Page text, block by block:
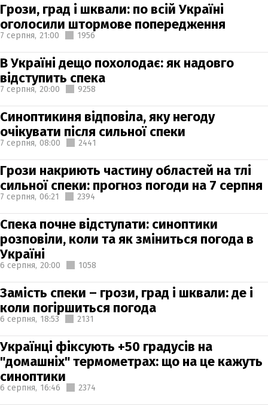
Грози, град і шквали: по всій Україні
оголосили штормове попередження
7 серпня, 21:00 1956
В Україні дещо похолодає: як надовго
відступить спека
7 серпня, 20:00 9258
Синоптикиня відповіла, яку негоду
очікувати після сильної спеки
7 серпня, 08:00 2441
Грози накриють частину областей на тлі
сильної спеки: прогноз погоди на 7 серпня
7 серпня, 06:21 2394
Спека почне відступати: синоптики
розповіли, коли та як зміниться погода в
Україні
6 серпня, 20:00 1058
Замість спеки – грози, град і шквали: де і
коли погіршиться погода
6 серпня, 18:53 2131
Українці фіксують +50 градусів на
"домашніх" термометрах: що на це кажуть
синоптики
6 серпня, 16:46 2374